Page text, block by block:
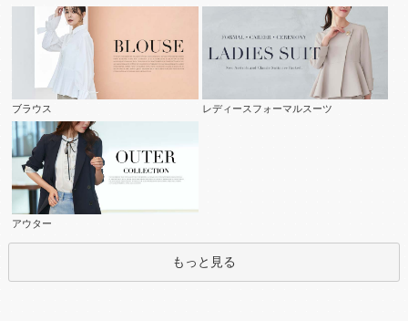
ブラウス レディースフォーマルスーツ
アウター
もっと見る